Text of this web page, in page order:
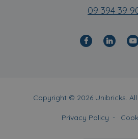
09 394 39
Copyright © 2026 Unibricks. All
Privacy Policy